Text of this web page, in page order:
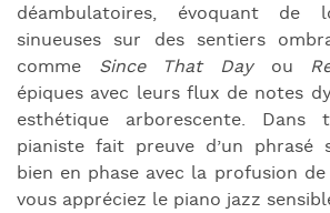
déambulatoires, évoquant de
sinueuses sur des sentiers
comme Since That Day ou
épiques avec leurs flux de notes
esthétique arborescente.
pianiste fait preuve d’un phrasé
bien en phase avec la profusion de
vous appréciez le piano jazz